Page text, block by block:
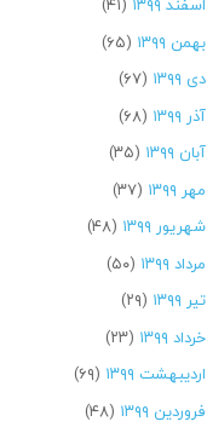
بهمن ۱۳۹۹
(۶۵)
دی ۱۳۹۹
(۶۷)
آذر ۱۳۹۹
(۶۸)
آبان ۱۳۹۹
(۳۵)
مهر ۱۳۹۹
(۳۷)
شهریور ۱۳۹۹
(۴۸)
مرداد ۱۳۹۹
(۵۰)
تیر ۱۳۹۹
(۲۹)
خرداد ۱۳۹۹
(۲۳)
اردیبهشت ۱۳۹۹
(۶۹)
فروردین ۱۳۹۹
(۴۸)